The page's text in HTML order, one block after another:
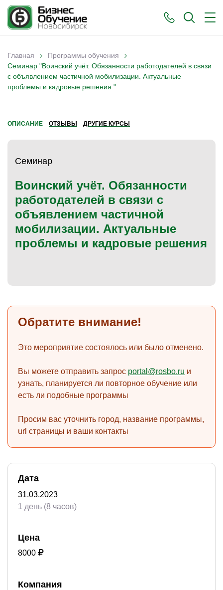
Вы здесь
Главная › Программы обучения ›
Семинар "Воинский учёт. Обязанности работодателей в связи
с объявлением частичной мобилизации. Актуальные
проблемы и кадровые решения "
ОПИСАНИЕ ОТЗЫВЫ ДРУГИЕ КУРСЫ
Семинар
Воинский учёт. Обязанности
работодателей в связи с
объявлением частичной
мобилизации. Актуальные
проблемы и кадровые решения
Обратите внимание!
Это мероприятие состоялось или было отменено.
Вы можете отправить запрос portal@rosbo.ru и
узнать, планируется ли повторное обучение или
есть ли подобные программы
Просим вас уточнить город, название программы,
url страницы и ваши контакты
Дата
31.03.2023
1 день (8 часов)
Цена
8000
Компания